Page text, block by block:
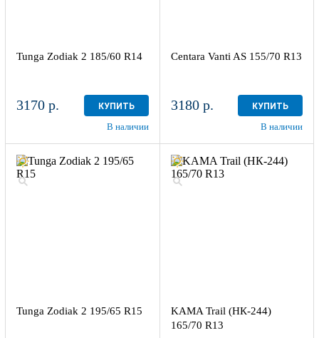
Tunga Zodiak 2 185/60 R14
3170 р. КУПИТЬ
В наличии
Centara Vanti AS 155/70 R13
3180 р. КУПИТЬ
В наличии
Tunga Zodiak 2 195/65 R15
KAMA Trail (НК-244)
165/70 R13